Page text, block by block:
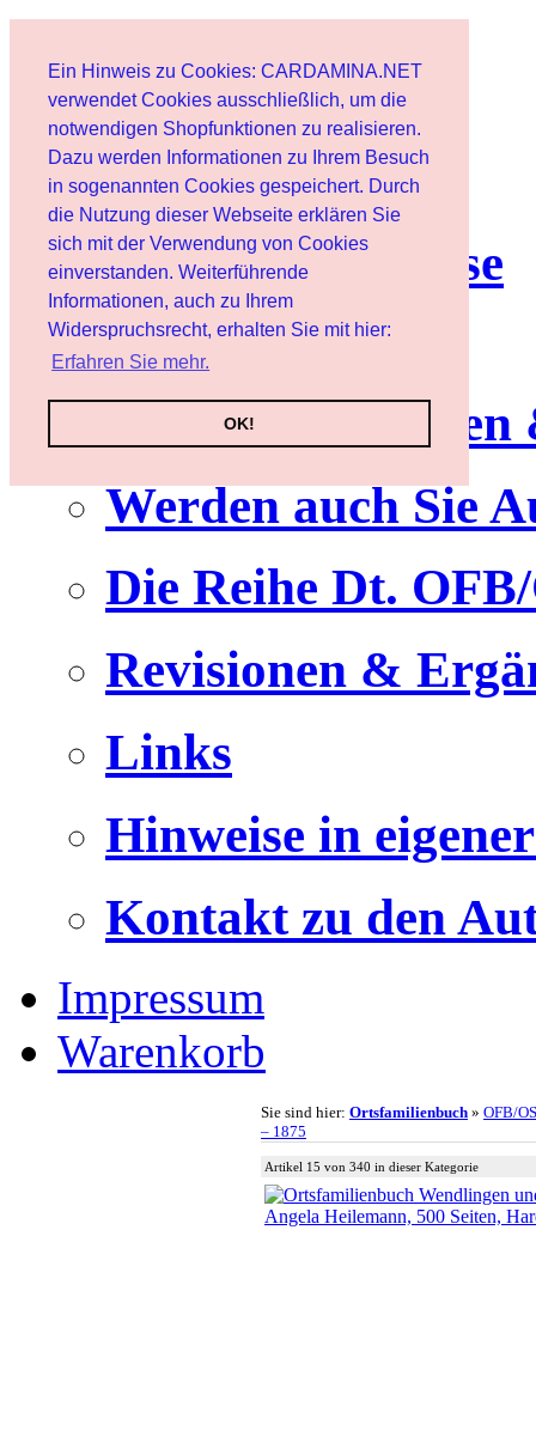
Ein Hinweis zu Cookies: CARDAMINA.NET
verwendet Cookies ausschließlich, um die
notwendigen Shopfunktionen zu realisieren.
Dazu werden Informationen zu Ihrem Besuch
in sogenannten Cookies gespeichert. Durch
die Nutzung dieser Webseite erklären Sie
sich mit der Verwendung von Cookies
einverstanden. Weiterführende
Informationen, auch zu Ihrem
Widerspruchsrecht, erhalten Sie mit hier:
Erfahren Sie mehr.
OK!
Benutzer
Newsletter
Nutzungshinweise
Service
Werden auch Sie
Die Reihe Dt.
Revisionen &
Links
Hinweise in
Kontakt zu den
Impressum
Warenkorb
Sie sind hier: Ortsfamilienbuch » OFB/
– 1875
Artikel 15 von 340 in dieser Kategorie